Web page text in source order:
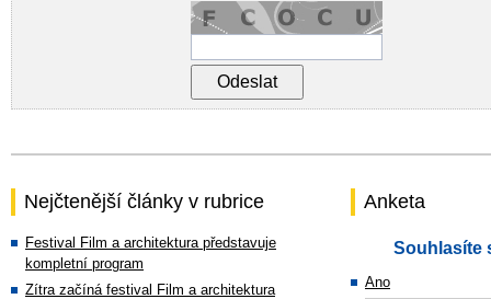
Nejčtenější články v rubrice
Festival Film a architektura představuje
kompletní program
Zítra začíná festival Film a architektura
Anketa
Souhlasíte
Ano